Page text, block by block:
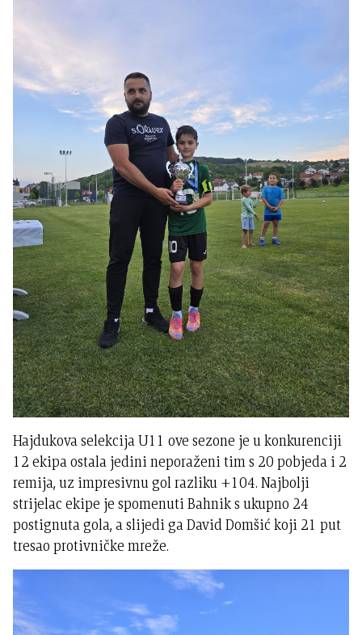
Hajdukova selekcija U11 ove sezone je u konkurenciji
12 ekipa ostala jedini neporaženi tim s 20 pobjeda i 2
remija, uz impresivnu gol razliku +104. Najbolji
strijelac ekipe je spomenuti Bahnik s ukupno 24
postignuta gola, a slijedi ga David Domšić koji 21 put
tresao protivničke mreže.